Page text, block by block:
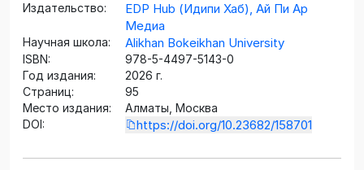
Издательство:
EDP Hub (Идипи Хаб), Ай Пи Ар
Медиа
Научная школа: Alikhan Bokeikhan University
ISBN:
978-5-4497-5143-0
Год издания:
2026 г.
Страниц:
95
Место издания:
Алматы, Москва
DOI:
https://doi.org/10.23682/158701